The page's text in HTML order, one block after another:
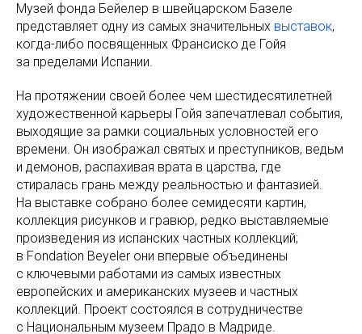
Музей фонда Бейелер в швейцарском Базеле
представляет одну из самых значительных выставок,
когда-либо посвященных Франсиско де Гойя
за пределами Испании.
На протяжении своей более чем шестидесятилетней
художественной карьеры Гойя запечатлевал события,
выходящие за рамки социальных условностей его
времени. Он изображал святых и преступников, ведьм
и демонов, распахивая врата в царства, где
стиралась грань между реальностью и фантазией.
На выставке собрано более семидесяти картин,
коллекция рисунков и гравюр, редко выставляемые
произведения из испанских частных коллекций;
в Fondation Beyeler они впервые объединены
с ключевыми работами из самых известных
европейских и американских музеев и частных
коллекций. Проект состоялся в сотрудничестве
с Национальным музеем Прадо в Мадриде.